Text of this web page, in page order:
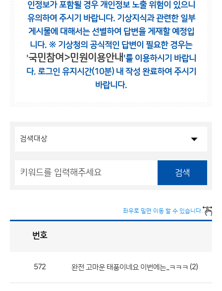
인정보가 포함될 경우 개인정보 노출 위험이 있으니
유의하여 주시기 바랍니다. 기상지식과 관련한 일부
게시물에 대해서는 선별하여 답변을 게재할 예정입
니다. ※ 기상청의 공식적인 답변이 필요한 경우는
'국민참여>민원이용안내 '를 이용하시기 바랍니
다. 로그인 유지시간(10분) 내 작성 완료하여 주시기
바랍니다.
검색
좌우로 밀면 이동 할 수 있습니다.
번호
572 완전 고마운 태풍이네요 이번에는...ㅋㅋㅋ (2)